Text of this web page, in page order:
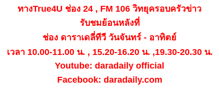
ทางTrue4U ช่อง 24 , FM 106 วิทยุครอบครัวข่าว
รับชมย้อนหลังที่
ช่อง ดาราเดลี่ทีวี วันจันทร์ - อาทิตย์
เวลา 10.00-11.00 น. , 15.20-16.20 น. ,19.30-20.30 น.
Youtube: daradaily official
Facebook: daradaily.com